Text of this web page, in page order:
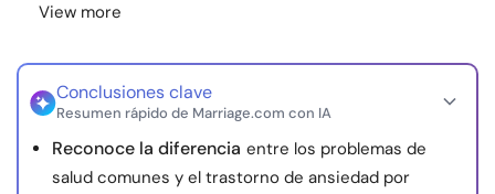
View more
Conclusiones clave
Resumen rápido de Marriage.com con IA
Reconoce la diferencia entre los problemas de
salud comunes y el trastorno de ansiedad por